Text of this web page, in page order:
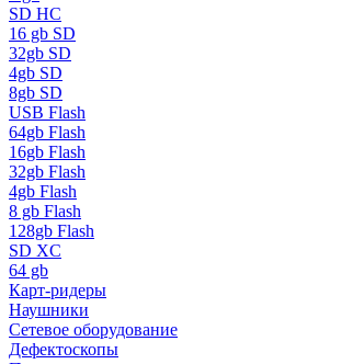
SD HC
16 gb SD
32gb SD
4gb SD
8gb SD
USB Flash
64gb Flash
16gb Flash
32gb Flash
4gb Flash
8 gb Flash
128gb Flash
SD XC
64 gb
Карт-ридеры
Наушники
Сетевое оборудование
Дефектоскопы